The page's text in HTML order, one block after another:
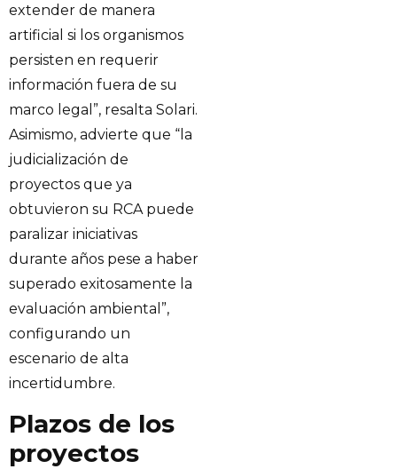
extender de manera
artificial si los organismos
persisten en requerir
información fuera de su
marco legal”, resalta Solari.
Asimismo, advierte que “la
judicialización de
proyectos que ya
obtuvieron su RCA puede
paralizar iniciativas
durante años pese a haber
superado exitosamente la
evaluación ambiental”,
configurando un
escenario de alta
incertidumbre.
Plazos de los
proyectos